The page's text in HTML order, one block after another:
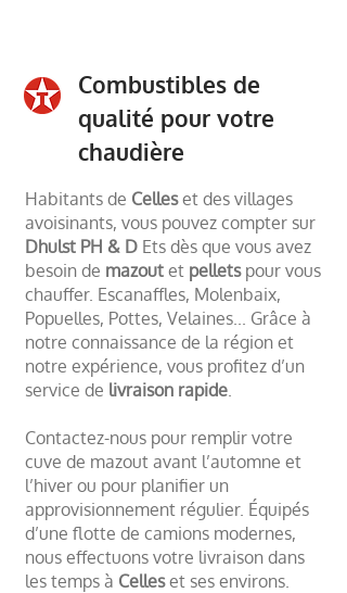
Combustibles de
qualité pour votre
chaudière
Habitants de Celleset des villages
avoisinants, vous pouvez compter sur
Dhulst PH & D Ets dès que vous avez
besoin de mazout et pellets pour vous
chauffer. Escanaffles, Molenbaix,
Popuelles, Pottes, Velaines... Grâce à
notre connaissance de la région et
notre expérience, vous profitez d’un
service de livraison rapide.
Contactez-nous pour remplir votre
cuve de mazout avant l’automne et
l’hiver ou pour planifier un
approvisionnement régulier. Équipés
d’une flotte de camions modernes,
nous effectuons votre livraison dans
les temps à Celleset ses environs.